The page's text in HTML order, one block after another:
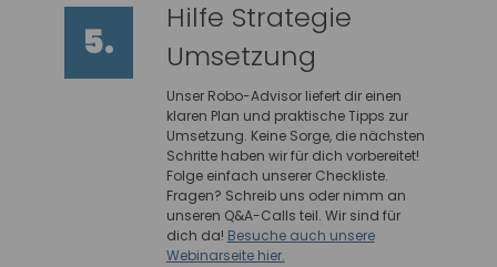
5.
Hilfe Strategie
Umsetzung
Unser Robo-Advisor liefert dir einen
klaren Plan und praktische Tipps zur
Umsetzung. Keine Sorge, die nächsten
Schritte haben wir für dich vorbereitet!
Folge einfach unserer Checkliste.
Fragen? Schreib uns oder nimm an
unseren Q&A-Calls teil. Wir sind für
dich da! Besuche auch unsere
Webinarseite hier.